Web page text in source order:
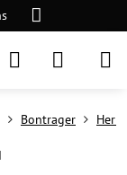
Bontrager